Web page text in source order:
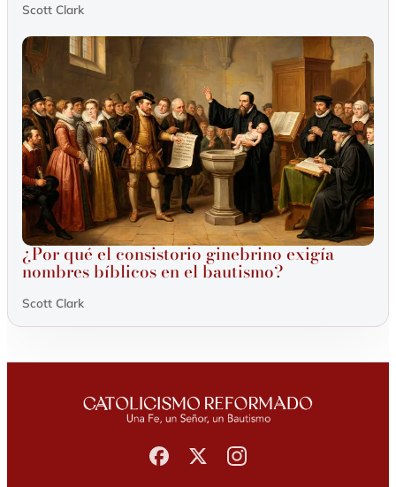
Scott Clark
¿Por qué el consistorio ginebrino exigía
nombres bíblicos en el bautismo?
Scott Clark